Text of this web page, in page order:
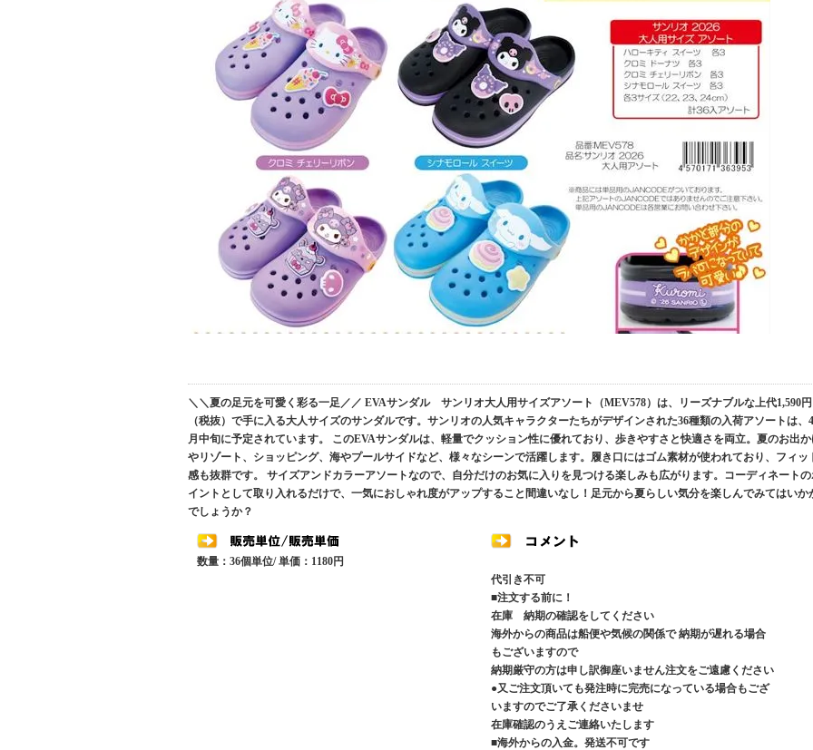
＼＼夏の足元を可愛く彩る一足／／ EVAサンダル サンリオ大人用サイズアソート（MEV578）は、リーズナブルな上代1,590円
（税抜）で手に入る大人サイズのサンダルです。サンリオの人気キャラクターたちがデザインされた36種類の入荷アソートは、4
月中旬に予定されています。 このEVAサンダルは、軽量でクッション性に優れており、歩きやすさと快適さを両立。夏のお出
やリゾート、ショッピング、海やプールサイドなど、様々なシーンで活躍します。履き口にはゴム素材が使われており、フィッ
感も抜群です。 サイズアンドカラーアソートなので、自分だけのお気に入りを見つける楽しみも広がります。コーディネート
イントとして取り入れるだけで、一気におしゃれ度がアップすること間違いなし！足元から夏らしい気分を楽しんでみてはいか
でしょうか？
数量：36個単位/ 単価：1180円
代引き不可
■注文する前に！
在庫 納期の確認をしてください
海外からの商品は船便や気候の関係で 納期が遅れる場合
もございますので
納期厳守の方は申し訳御座いません注文をご遠慮ください
●又ご注文頂いても発注時に完売になっている場合もござ
いますのでご了承くださいませ
在庫確認のうえご連絡いたします
■海外からの入金。発送不可です